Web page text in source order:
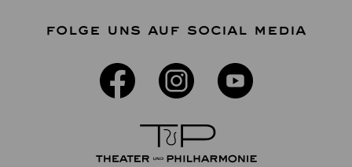
FOLGE UNS AUF SOCIAL MEDIA